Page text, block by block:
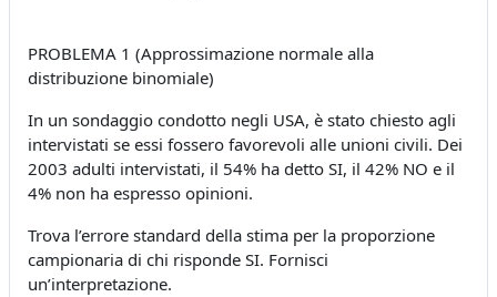
PROBLEMA 1 (Approssimazione normale alla
distribuzione binomiale)
In un sondaggio condotto negli USA, è stato chiesto agli
intervistati se essi fossero favorevoli alle unioni civili. Dei
2003 adulti intervistati, il 54% ha detto SI, il 42% NO e il
4% non ha espresso opinioni.
Trova l’errore standard della stima per la proporzione
campionaria di chi risponde SI. Fornisci
un’interpretazione.